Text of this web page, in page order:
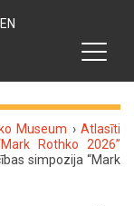
EN
Museum ›Atlasīti
Rothko 2026”
simpozija “Mark